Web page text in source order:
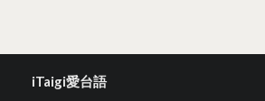
iTaigi愛台語